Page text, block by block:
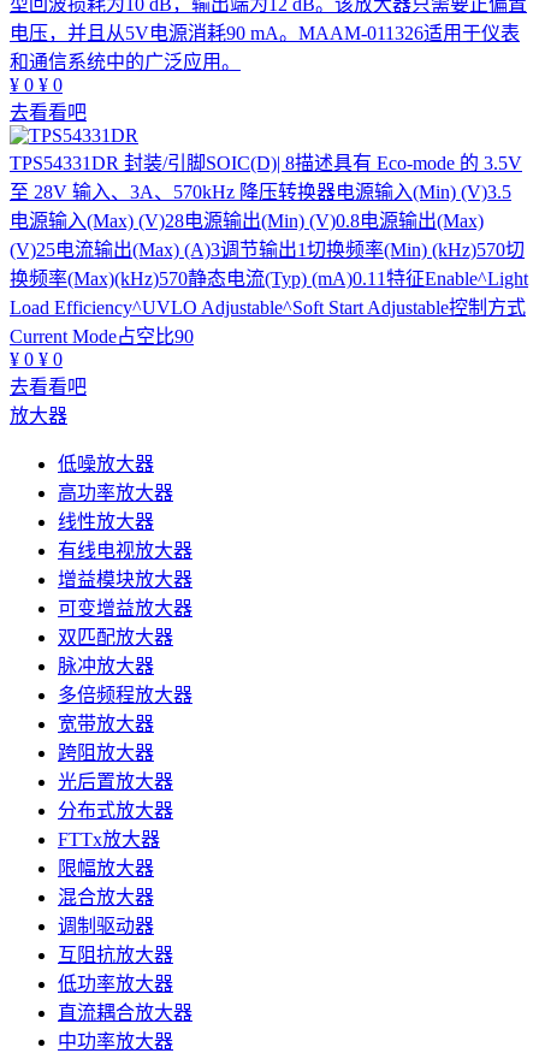
型回波损耗为10 dB，输出端为12 dB。该放大器只需要正偏置
电压，并且从5V电源消耗90 mA。MAAM-011326适用于仪表
和通信系统中的广泛应用。
¥ 0 ¥ 0
去看看吧
TPS54331DR 封装/引脚SOIC(D)| 8描述具有 Eco-mode 的 3.5V
至 28V 输入、3A、570kHz 降压转换器电源输入(Min) (V)3.5
电源输入(Max) (V)28电源输出(Min) (V)0.8电源输出(Max)
(V)25电流输出(Max) (A)3调节输出1切换频率(Min) (kHz)570切
换频率(Max)(kHz)570静态电流(Typ) (mA)0.11特征Enable^Light
Load Efficiency^UVLO Adjustable^Soft Start Adjustable控制方式
Current Mode占空比90
¥ 0 ¥ 0
去看看吧
放大器
低噪放大器
高功率放大器
线性放大器
有线电视放大器
增益模块放大器
可变增益放大器
双匹配放大器
脉冲放大器
多倍频程放大器
宽带放大器
跨阻放大器
光后置放大器
分布式放大器
FTTx放大器
限幅放大器
混合放大器
调制驱动器
互阻抗放大器
低功率放大器
直流耦合放大器
中功率放大器